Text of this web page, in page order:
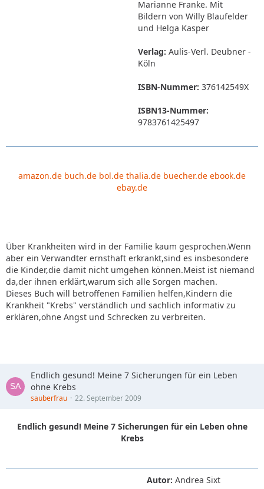
Marianne Franke. Mit
Bildern von Willy Blaufelder
und Helga Kasper
Verlag: Aulis-Verl. Deubner -
Köln
ISBN-Nummer: 376142549X
ISBN13-Nummer:
9783761425497
amazon.de buch.de bol.de thalia.de buecher.de ebook.de
ebay.de
Über Krankheiten wird in der Familie kaum gesprochen.Wenn
aber ein Verwandter ernsthaft erkrankt,sind es insbesondere
die Kinder,die damit nicht umgehen können.Meist ist niemand
da,der ihnen erklärt,warum sich alle Sorgen machen.
Dieses Buch will betroffenen Familien helfen,Kindern die
Krankheit "Krebs" verständlich und sachlich informativ zu
erklären,ohne Angst und Schrecken zu verbreiten.
Endlich gesund! Meine 7 Sicherungen für ein Leben
ohne Krebs
sauberfrau 22. September 2009
Endlich gesund! Meine 7 Sicherungen für ein Leben ohne
Krebs
Autor: Andrea Sixt